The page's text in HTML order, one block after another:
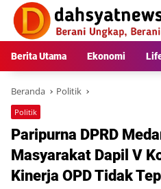
Langsung
konten
Berita Utama Ekonomi
Beranda Politik
Politik
Paripurna DPRD
Masyarakat Dapil V
Kinerja OPD Tidak